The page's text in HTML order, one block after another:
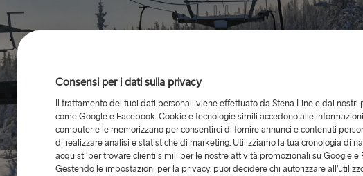
Consensi per i dati sulla privacy
Il trattamento dei tuoi dati personali viene effettuato da Stena Line e dai nostri
come Google e Facebook. Cookie e tecnologie simili accedono alle
computer e le memorizzano per consentirci di fornire annunci e contenuti
di realizzare analisi e statistiche di marketing. Utilizziamo la tua cronologia di
acquisti per trovare clienti simili per le nostre attività promozionali su Google e
Gestendo le impostazioni per la privacy, puoi decidere chi autorizzare